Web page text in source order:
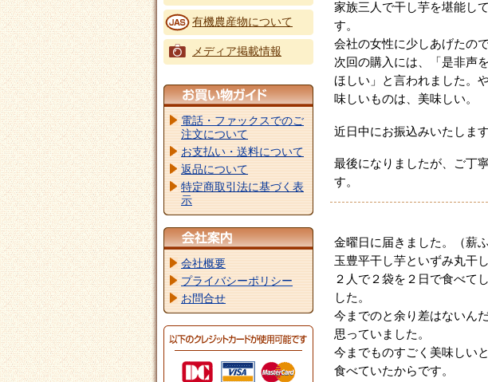
有機農産物について
メディア掲載情報
電話・ファックスでのご
注文について
お支払い・送料について
返品について
特定商取引法に基づく表
示
会社概要
プライバシーポリシー
お問合せ
家族三人で干し芋を堪能し
す。
会社の女性に少しあげたので
次回の購入には、「是非声
ほしい」と言われました。
味しいものは、美味しい。
近日中にお振込みいたします
最後になりましたが、ご丁
す。
金曜日に届きました。（薪ふ
玉豊平干し芋といずみ丸干
２人で２袋を２日で食べて
した。
今までのと余り差はないん
思っていました。
今までものすごく美味しい
食べていたからです。